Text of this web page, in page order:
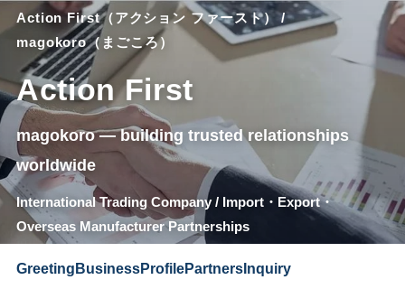
Action First（アクション ファースト） /
magokoro（まごころ）
Action First
magokoro ― building trusted relationships
worldwide
International Trading Company / Import・Export・
Overseas Manufacturer Partnerships
Greeting BusinessProfilePartnersInquiry